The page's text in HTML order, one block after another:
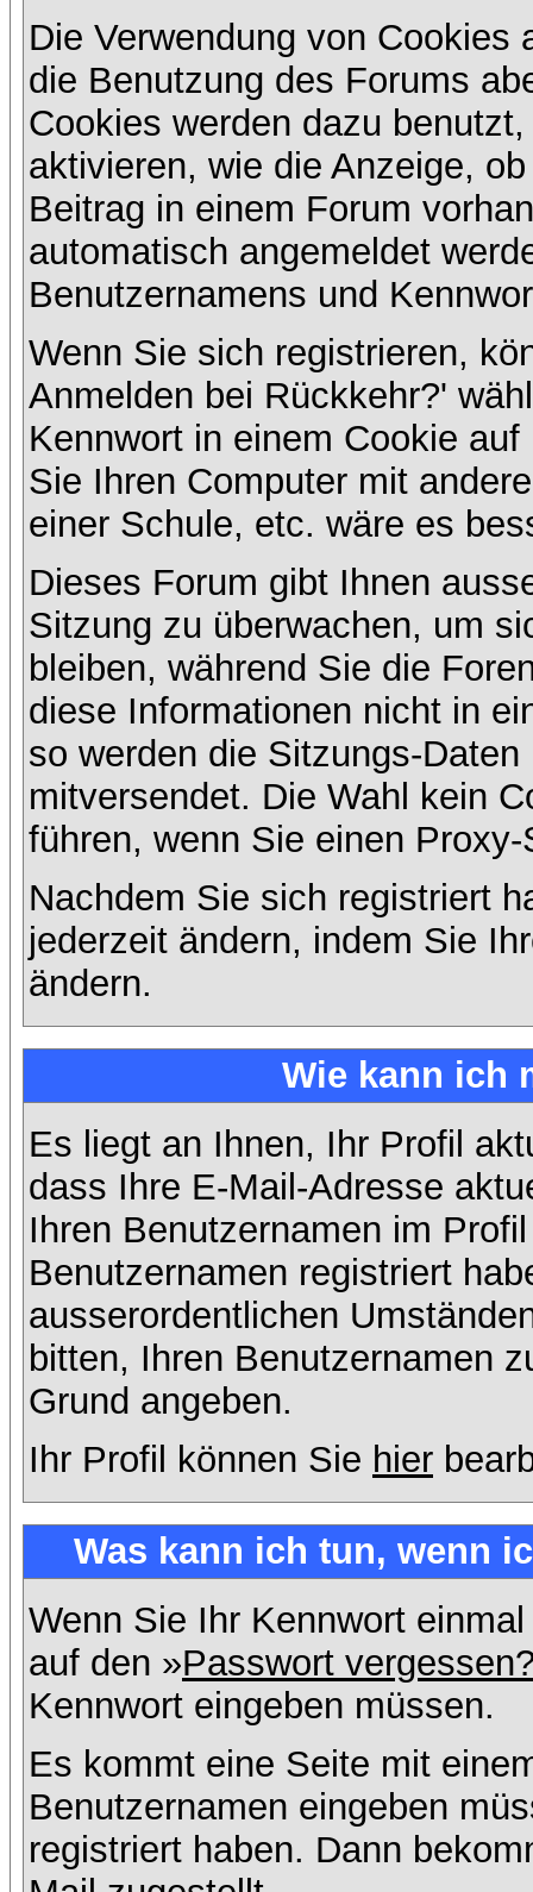
Die Verwendung von
die Benutzung des Forums
Cookies werden dazu
aktivieren, wie die Anzeige,
Beitrag in einem Forum
automatisch angemeldet
Benutzernamens und
Wenn Sie sich registrieren,
Anmelden bei Rückkehr?'
Kennwort in einem Cookie
Sie Ihren Computer mit
einer Schule, etc. wäre es
Dieses Forum gibt Ihnen
Sitzung zu überwachen, um
bleiben, während Sie die
diese Informationen nicht in
so werden die Sitzungs-
mitversendet. Die Wahl kein
führen, wenn Sie einen
Nachdem Sie sich registriert
jederzeit ändern, indem Sie
ändern.
Wie kann ich
Es liegt an Ihnen, Ihr Profil
dass Ihre E-Mail-Adresse
Ihren Benutzernamen im
Benutzernamen registriert
ausserordentlichen
bitten, Ihren Benutzernamen
Grund angeben.
Ihr Profil können Sie hier
Was kann ich tun, wenn
Wenn Sie Ihr Kennwort
auf den »Passwort
Kennwort eingeben müssen.
Es kommt eine Seite mit
Benutzernamen eingeben
registriert haben. Dann